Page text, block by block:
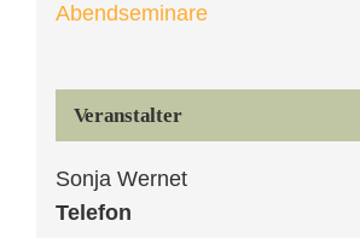
Abendseminare
Veranstalter
Sonja Wernet
Telefon